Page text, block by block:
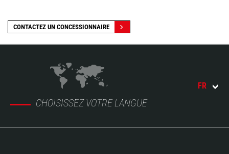
CONTACTEZ UN CONCESSIONNAIRE
CHOISISSEZ VOTRE LANGUE
FR